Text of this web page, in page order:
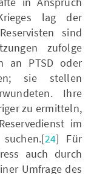
lag der
sind
zufolge
an PTSD oder
sie stellen
Ihre
zu ermitteln,
im
24] Für
auch durch
Umfrage des